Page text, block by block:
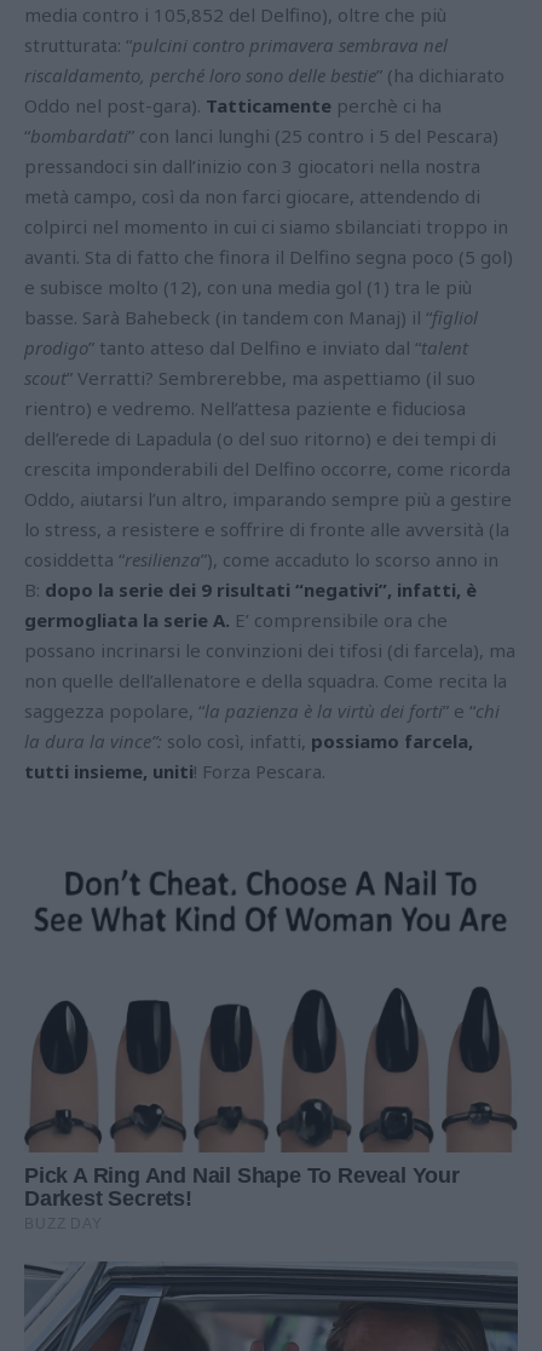
media contro i 105,852 del Delfino), oltre che più
strutturata: “pulcini contro primavera sembrava nel
riscaldamento, perché loro sono delle bestie” (ha dichiarato
Oddo nel post-gara). Tatticamente perchè ci ha
“bombardati” con lanci lunghi (25 contro i 5 del Pescara)
pressandoci sin dall’inizio con 3 giocatori nella nostra
metà campo, così da non farci giocare, attendendo di
colpirci nel momento in cui ci siamo sbilanciati troppo in
avanti. Sta di fatto che finora il Delfino segna poco (5 gol)
e subisce molto (12), con una media gol (1) tra le più
basse. Sarà Bahebeck (in tandem con Manaj) il “figliol
prodigo” tanto atteso dal Delfino e inviato dal “talent
scout” Verratti? Sembrerebbe, ma aspettiamo (il suo
rientro) e vedremo. Nell’attesa paziente e fiduciosa
dell’erede di Lapadula (o del suo ritorno) e dei tempi di
crescita imponderabili del Delfino occorre, come ricorda
Oddo, aiutarsi l’un altro, imparando sempre più a gestire
lo stress, a resistere e soffrire di fronte alle avversità (la
cosiddetta “resilienza”), come accaduto lo scorso anno in
B: dopo la serie dei 9 risultati “negativi”, infatti, è
germogliata la serie A. E’ comprensibile ora che
possano incrinarsi le convinzioni dei tifosi (di farcela), ma
non quelle dell’allenatore e della squadra. Come recita la
saggezza popolare, “la pazienza è la virtù dei forti” e “chi
la dura la vince”: solo così, infatti, possiamo farcela,
tutti insieme, uniti! Forza Pescara.